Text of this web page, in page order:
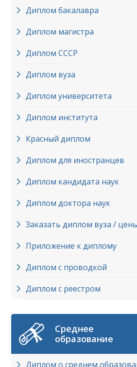
Диплом бакалавра
Диплом магистра
Диплом СССР
Диплом вуза
Диплом университета
Диплом института
Красный диплом
Диплом для иностранцев
Диплом кандидата наук
Диплом доктора наук
Заказать диплом вуза /
Приложение к диплому
Диплом с проводкой
Диплом с реестром
Среднее
образование
Диплом о среднем